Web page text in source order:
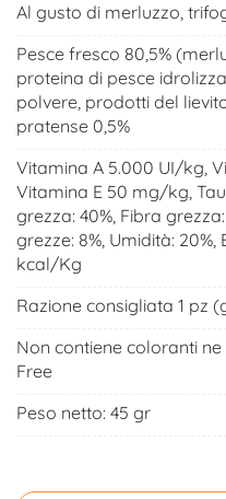
Al gusto di merluzzo,
Pesce fresco 80,5%
proteina di pesce
polvere, prodotti del
pratense 0,5%
Vitamina A 5.000 UI/kg,
Vitamina E 50 mg/kg,
grezza: 40%, Fibra grezza:
grezze: 8%, Umidità:
kcal/Kg
Razione consigliata 1 pz
Non contiene coloranti
Free
Peso netto: 45 gr